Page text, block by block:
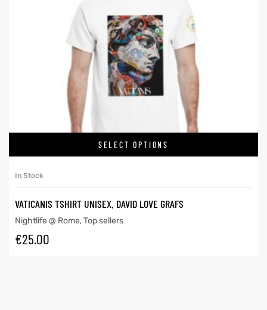
SELECT OPTIONS
In Stock
VATICANIS TSHIRT UNISEX. DAVID LOVE GRAFS
Nightlife @ Rome,Top sellers
€25.00